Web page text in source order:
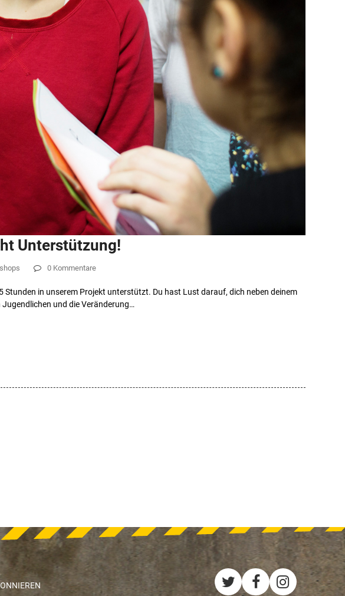
Unterstützung!
0 Kommentare
in unserem Projekt unterstützt. Du hast Lust darauf, dich neben deinem
und die Veränderung…
TwitterFacebook